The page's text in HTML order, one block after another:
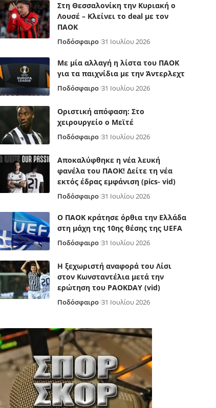
Στη Θεσσαλονίκη την Κυριακή ο
Λουσέ – Κλείνει το deal με τον
ΠΑΟΚ
Ποδόσφαιρο 31 Ιουλίου 2026
Με μία αλλαγή η λίστα του ΠΑΟΚ
για τα παιχνίδια με την Άντερλεχτ
Ποδόσφαιρο 31 Ιουλίου 2026
Οριστική απόφαση: Στο
χειρουργείο ο Μεϊτέ
Ποδόσφαιρο 31 Ιουλίου 2026
Αποκαλύφθηκε η νέα λευκή
φανέλα του ΠΑΟΚ! Δείτε τη νέα
εκτός έδρας εμφάνιση (pics- vid)
Ποδόσφαιρο 31 Ιουλίου 2026
Ο ΠΑΟΚ κράτησε όρθια την Ελλάδα
στη μάχη της 10ης θέσης της UEFA
Ποδόσφαιρο 31 Ιουλίου 2026
Η ξεχωριστή αναφορά του Λίσι
στον Κωνσταντέλια μετά την
ερώτηση του PAOKDAY (vid)
Ποδόσφαιρο 31 Ιουλίου 2026